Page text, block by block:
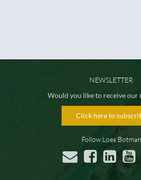
NEWSLETTER
Would you like to receive our
Click here to
Follow Loes Botman